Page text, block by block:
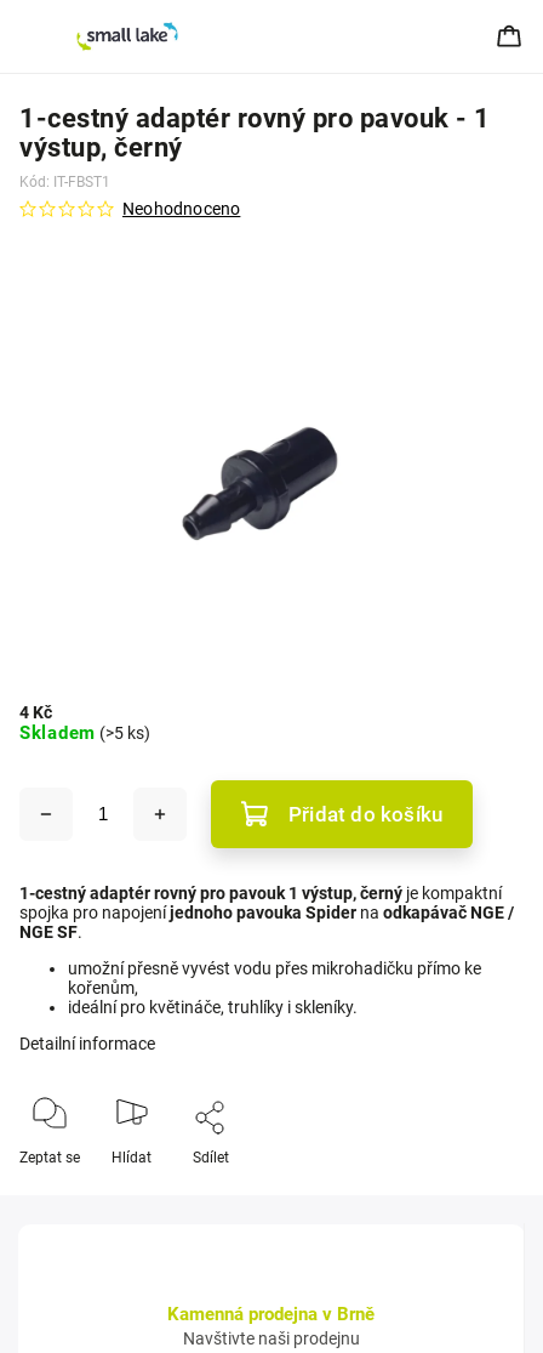
1-cestný adaptér rovný pro pavouk - 1
výstup, černý
Kód: IT-FBST1
Neohodnoceno
4 Kč
Skladem (>5 ks)
Přidat do košíku
1‑cestný adaptér rovný pro pavouk 1 výstup, černý je kompaktní
spojka pro napojeníjednoho pavouka Spider na odkapávač NGE /
NGE SF.
umožní přesně vyvést vodu přes mikrohadičku přímo ke
kořenům,
ideální pro květináče, truhlíky i skleníky.
Detailní informace
Zeptat se Hlídat Sdílet
Kamenná prodejna v Brně
Navštivte naši prodejnu